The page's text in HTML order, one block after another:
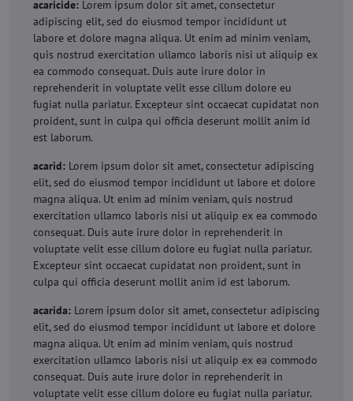
acaricide: Lorem ipsum dolor sit amet, consectetur
adipiscing elit, sed do eiusmod tempor incididunt ut
labore et dolore magna aliqua. Ut enim ad minim veniam,
quis nostrud exercitation ullamco laboris nisi ut aliquip ex
ea commodo consequat. Duis aute irure dolor in
reprehenderit in voluptate velit esse cillum dolore eu
fugiat nulla pariatur. Excepteur sint occaecat cupidatat non
proident, sunt in culpa qui officia deserunt mollit anim id
est laborum.
acarid: Lorem ipsum dolor sit amet, consectetur adipiscing
elit, sed do eiusmod tempor incididunt ut labore et dolore
magna aliqua. Ut enim ad minim veniam, quis nostrud
exercitation ullamco laboris nisi ut aliquip ex ea commodo
consequat. Duis aute irure dolor in reprehenderit in
voluptate velit esse cillum dolore eu fugiat nulla pariatur.
Excepteur sint occaecat cupidatat non proident, sunt in
culpa qui officia deserunt mollit anim id est laborum.
acarida: Lorem ipsum dolor sit amet, consectetur adipiscing
elit, sed do eiusmod tempor incididunt ut labore et dolore
magna aliqua. Ut enim ad minim veniam, quis nostrud
exercitation ullamco laboris nisi ut aliquip ex ea commodo
consequat. Duis aute irure dolor in reprehenderit in
voluptate velit esse cillum dolore eu fugiat nulla pariatur.